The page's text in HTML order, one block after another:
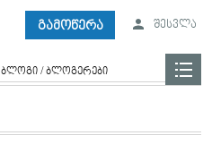
გამოწერა შესვლა
ბლოგი / ბლოგერები